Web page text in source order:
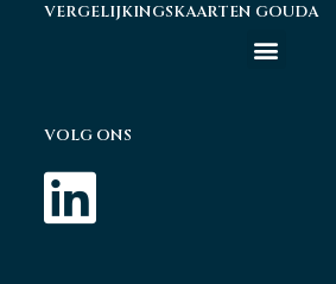
VERGELIJKINGSKAARTEN GOUDA
VOLG ONS